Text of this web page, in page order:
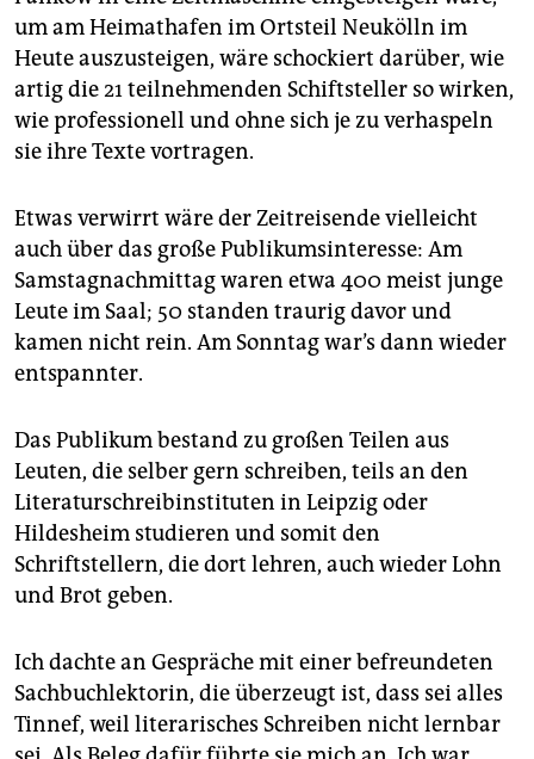
genossenschaft
epaper login
um am Heimathafen im Ortsteil Neukölln im
Heute auszusteigen, wäre schockiert darüber, wie
artig die 21 teilnehmenden Schiftsteller so wirken,
wie professionell und ohne sich je zu verhaspeln
sie ihre Texte vortragen.
Etwas verwirrt wäre der Zeitreisende vielleicht
auch über das große Publikumsinteresse: Am
Samstagnachmittag waren etwa 400 meist junge
Leute im Saal; 50 standen traurig davor und
kamen nicht rein. Am Sonntag war’s dann wieder
entspannter.
Das Publikum bestand zu großen Teilen aus
Leuten, die selber gern schreiben, teils an den
Literaturschreibinstituten in Leipzig oder
Hildesheim studieren und somit den
Schriftstellern, die dort lehren, auch wieder Lohn
und Brot geben.
Ich dachte an Gespräche mit einer befreundeten
Sachbuchlektorin, die überzeugt ist, dass sei alles
Tinnef, weil literarisches Schreiben nicht lernbar